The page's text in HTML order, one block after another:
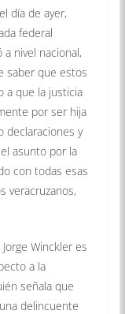
día de ayer,
federal
nivel nacional,
saber que estos
a que la justicia
por ser hija
declaraciones y
asunto por la
con todas esas
veracruzanos,
Winckler es
a la
señala que
delincuente